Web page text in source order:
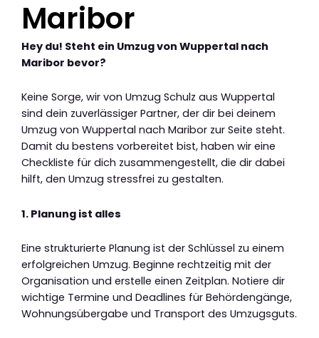
Maribor
Hey du! Steht ein Umzug von Wuppertal nach
Maribor bevor?
Keine Sorge, wir von Umzug Schulz aus Wuppertal
sind dein zuverlässiger Partner, der dir bei deinem
Umzug von Wuppertal nach Maribor zur Seite steht.
Damit du bestens vorbereitet bist, haben wir eine
Checkliste für dich zusammengestellt, die dir dabei
hilft, den Umzug stressfrei zu gestalten.
1. Planung ist alles
Eine strukturierte Planung ist der Schlüssel zu einem
erfolgreichen Umzug. Beginne rechtzeitig mit der
Organisation und erstelle einen Zeitplan. Notiere dir
wichtige Termine und Deadlines für Behördengänge,
Wohnungsübergabe und Transport des Umzugsguts.